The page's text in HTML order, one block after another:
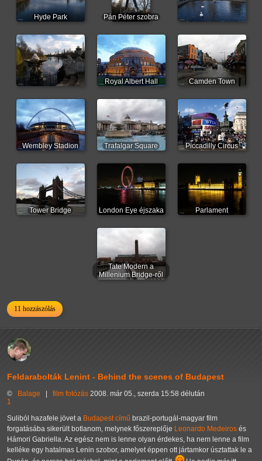
Hyde Park Pán Péter szobra
Royal Albert Hall Camden Town
Wembley Stadion Trafalgar Square Piccadilly Circus
Tower Bridge London Eye éjszaka Parlament
Tate Modern a
Millenium Bridge-ről
11 hozzászólás
Feldarabolták Lenint - Behind the scenes of Budapest
© Balage film fotózás 2008. már 05., szerda 15:58 délután
1
Suliból hazafele jövet a Budapest című brazil-portugál-magyar film
forgatásába sikerült botlanom, melynek főszereplője Leonardo Medeiros és
Hámori Gabriella. Az egész nem is lenne olyan érdekes, ha nem lenne a film
kelléke egy hatalmas Lenin szobor, amelyet éppen ott jártamkor úsztattak le a